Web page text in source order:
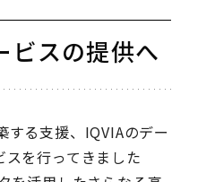
ビスの提供へ
する支援、IQVIAのデー
を行ってきました